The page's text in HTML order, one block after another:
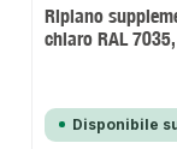
Ripiano
chiaro RAL
Disponibile